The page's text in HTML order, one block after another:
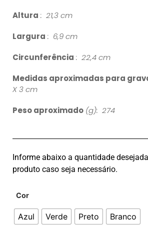
Altura : 21,3 cm
Largura : 6,9 cm
Circunferência : 22,4 cm
Medidas aproximadas para
X 3 cm
Peso aproximado (g): 274
Informe abaixo a quantidade
produto caso seja necessário.
Cor
Azul Verde Preto Branco